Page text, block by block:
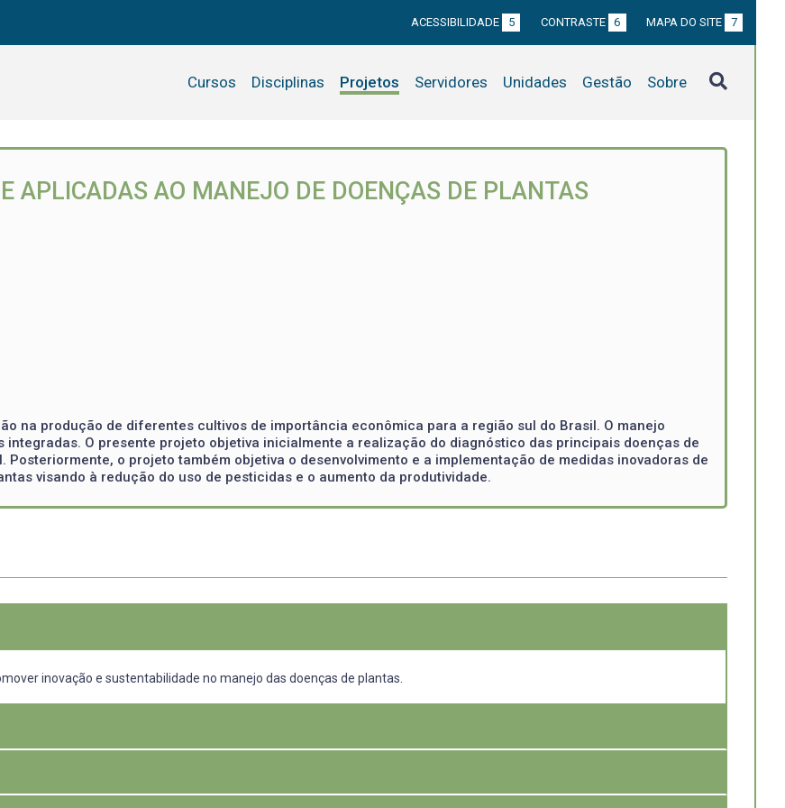
ACESSIBILIDADE 5 CONTRASTE 6 MAPA DO SITE 7
Cursos Disciplinas Projetos Servidores Unidades Gestão Sobre
APLICADAS AO MANEJO DE DOENÇAS DE PLANTAS
na produção de diferentes cultivos de importância econômica para a região sul do Brasil. O manejo
O presente projeto objetiva inicialmente a realização do diagnóstico das principais doenças de
o projeto também objetiva o desenvolvimento e a implementação de medidas inovadoras de
visando à redução do uso de pesticidas e o aumento da produtividade.
inovação e sustentabilidade no manejo das doenças de plantas.
há uma falta de estudos contínuos que mensurem estas epidemias ao longo do tempo e espaço sob um conceito de
medidas de manejo de doenças de plantas, a agricultura brasileira tem uma carência de estratégias de manejo com